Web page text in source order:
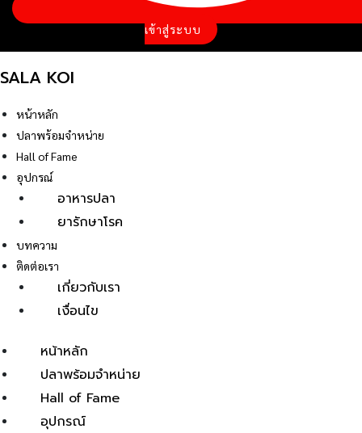
เข้าสู่ระบบ
SALA KOI
หน้าหลัก
ปลาพร้อมจำหน่าย
Hall of Fame
อุปกรณ์
อาหารปลา
ยารักษาโรค
บทความ
ติดต่อเรา
เกี่ยวกับเรา
เงื่อนไข
หน้าหลัก
ปลาพร้อมจำหน่าย
Hall of Fame
อุปกรณ์